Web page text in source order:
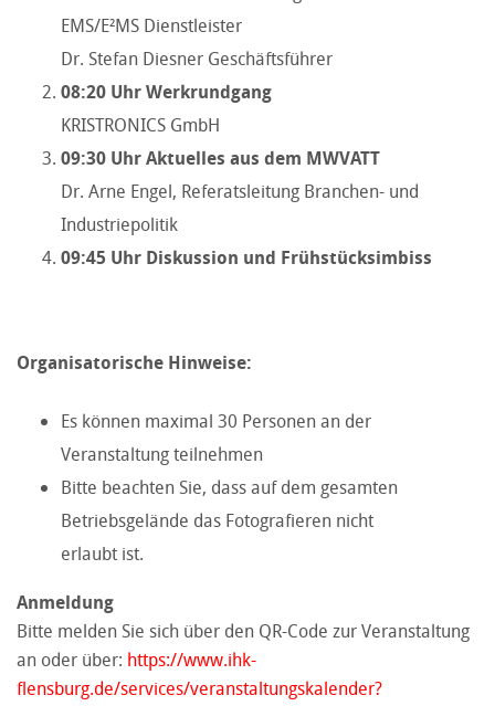
EMS/E²MS Dienstleister
Dr. Stefan Diesner Geschäftsführer
08:20 UhrWerkrundgang
KRISTRONICS GmbH
09:30 UhrAktuelles aus dem MWVATT
Dr. Arne Engel, Referatsleitung Branchen- und
Industriepolitik
09:45 Uhr Diskussion und Frühstücksimbiss
Organisatorische Hinweise:
Es können maximal 30 Personen an der
Veranstaltung teilnehmen
Bitte beachten Sie, dass auf dem gesamten
Betriebsgelände das Fotografieren nicht
erlaubt ist.
Anmeldung
Bitte melden Sie sich über den QR-Code zur Veranstaltung
an oder über: https://www.ihk-
flensburg.de/services/veranstaltungskalender?